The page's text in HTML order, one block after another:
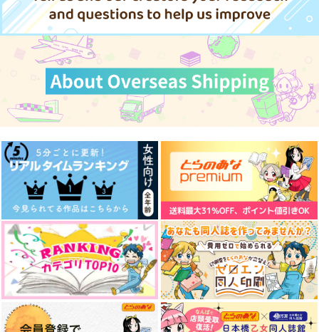
アクリルキーホルダ
ー ろくろセット
でたらめファクトリ
ー
1,887円（税込）
中在家長次
サンプル
作品詳細
ハッピーエンドのその
先2
オレン家
495円（税込）
イデア×女監督生
サンプル
作品詳細
【改訂再版】人魚のお
とぎ話 -深海の恋人-
MAGIC OCTOPUS
円（税込）
アズール×女監督生
サンプル
作品詳細